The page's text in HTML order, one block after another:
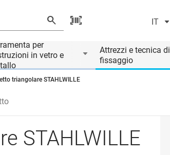
IT
per
in vetro e
Attrezzi e tecnica di
fissaggio
triangolare STAHLWILLE
STAHLWILLE